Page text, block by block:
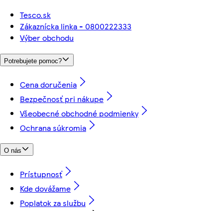
Tesco.sk
Zákaznícka linka - 0800222333
Výber obchodu
Potrebujete pomoc?
Cena doručenia
Bezpečnosť pri nákupe
Všeobecné obchodné podmienky
Ochrana súkromia
O nás
Prístupnosť
Kde dovážame
Poplatok za službu